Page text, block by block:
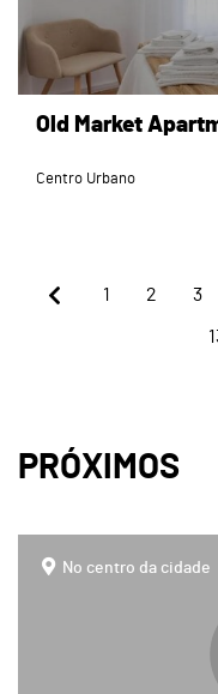
Old Market
Centro Urbano
1 2 3
PRÓXIMOS
No centro da cidade